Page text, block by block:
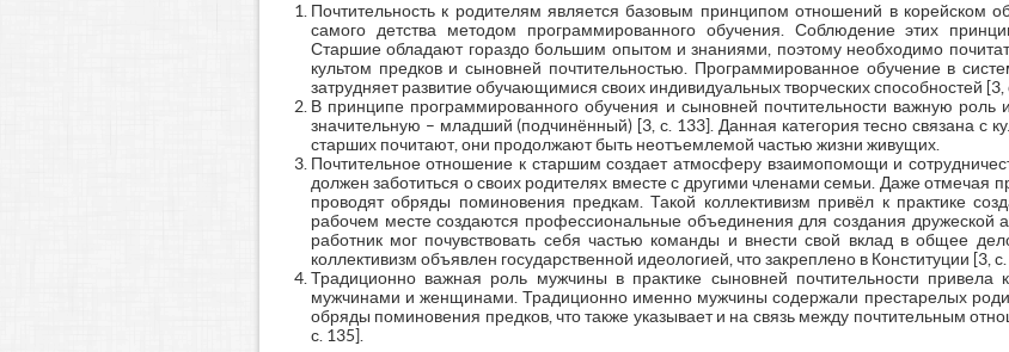
Почтительность к родителям является базовым принципом отношений в корейском
самого детства методом программированного обучения. Соблюдение этих
Старшие обладают гораздо большим опытом и знаниями, поэтому необходимо
культом предков и сыновней почтительностью. Программированное обучение в
затрудняет развитие обучающимися своих индивидуальных творческих способностей [3,
В принципе программированного обучения и сыновней почтительности важную роль
значительную – младший (подчинённый) [3, с. 133]. Данная категория тесно связана с
старших почитают, они продолжают быть неотъемлемой частью жизни живущих.
Почтительное отношение к старшим создает атмосферу взаимопомощи и
должен заботиться о своих родителях вместе с другими членами семьи. Даже отмечая
проводят обряды поминовения предкам. Такой коллективизм привёл к практике
рабочем месте создаются профессиональные объединения для создания дружеской
работник мог почувствовать себя частью команды и внести свой вклад в общее
коллективизм объявлен государственной идеологией, что закреплено в Конституции [3, с.
Традиционно важная роль мужчины в практике сыновней почтительности
мужчинами и женщинами. Традиционно именно мужчины содержали престарелых
обряды поминовения предков, что также указывает и на связь между почтительным
с. 135].